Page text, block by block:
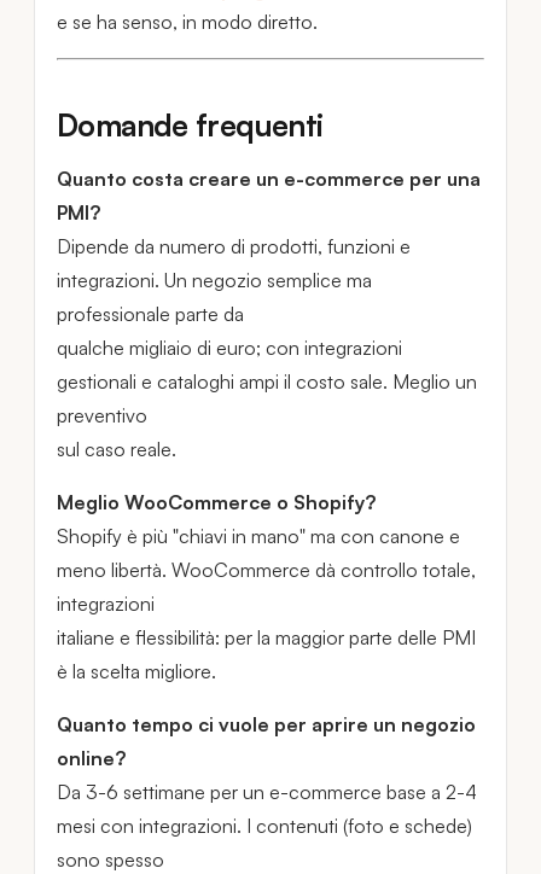
e se ha senso, in modo diretto.
Domande frequenti
Quanto costa creare un e-commerce per una
PMI?
Dipende da numero di prodotti, funzioni e
integrazioni. Un negozio semplice ma
professionale parte da
qualche migliaio di euro; con integrazioni
gestionali e cataloghi ampi il costo sale. Meglio un
preventivo
sul caso reale.
Meglio WooCommerce o Shopify?
Shopify è più "chiavi in mano" ma con canone e
meno libertà. WooCommerce dà controllo totale,
integrazioni
italiane e flessibilità: per la maggior parte delle PMI
è la scelta migliore.
Quanto tempo ci vuole per aprire un negozio
online?
Da 3-6 settimane per un e-commerce base a 2-4
mesi con integrazioni. I contenuti (foto e schede)
sono spesso